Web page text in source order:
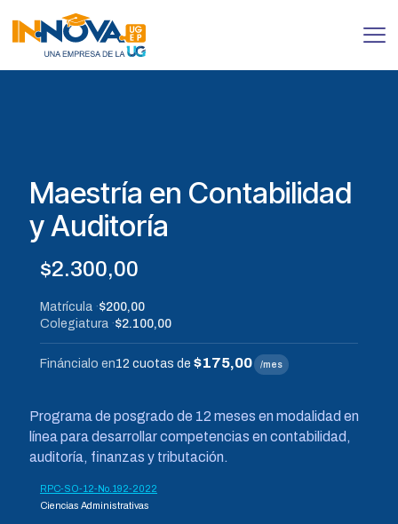
Maestría en Contabilidad
y Auditoría
$2.300,00
Matrícula $200,00
Colegiatura $2.100,00
Fináncialo en12 cuotas de $175,00 /mes
Programa de posgrado de 12 meses en modalidad en
línea para desarrollar competencias en contabilidad,
auditoría, finanzas y tributación.
RPC-SO-12-No.192-2022
Ciencias Administrativas